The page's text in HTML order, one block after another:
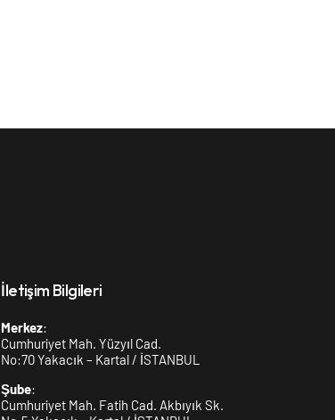
İletişim Bilgileri
Merkez:
Cumhuriyet Mah. Yüzyıl Cad.
No:70 Yakacık – Kartal / İSTANBUL
Şube:
Cumhuriyet Mah. Fatih Cad. Akbıyık Sk.